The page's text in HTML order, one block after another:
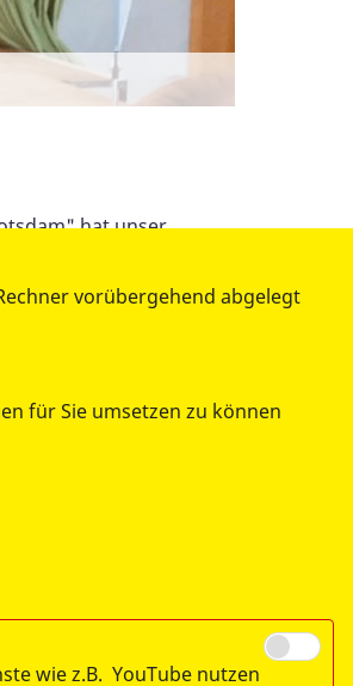
hat unser
von 6.000 €
sterbenskranken
das Projekt "1.000
Wünsche, besonders
Malblock,
vorübergehend abgelegt
für Sie umsetzen zu können
wie z.B. YouTube nutzen